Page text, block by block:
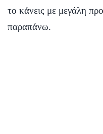
το κάνεις με μεγάλη
παραπάνω.